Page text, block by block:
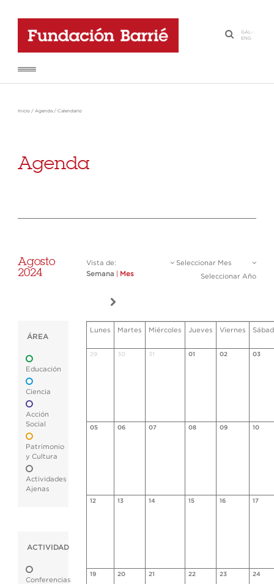
·
GAL-
ENG
Inicio / Agenda / Calendario
Agenda
Agosto
2024
Vista de:
Semana
Mes
Seleccionar Mes
Seleccionar Año
ÁREA
Educación
Ciencia
Acción
Social
Patrimonio
y Cultura
Actividades
Ajenas
ACTIVIDAD
Conferencias
Lunes Martes Miércoles Jueves Viernes
29 30 31 01 02 03
05 06 07 08 09 10
12 13 14 15 16 17
19 20 21 22 23 24